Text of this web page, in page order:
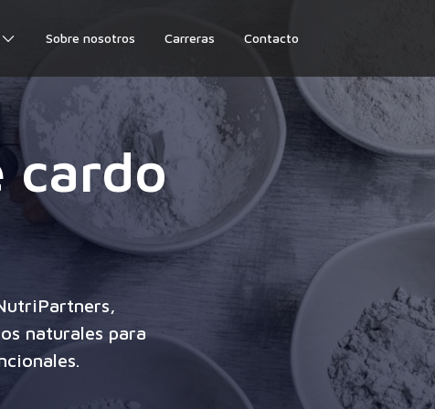
Sobre nosotros Carreras Contacto
cardo
naturales para